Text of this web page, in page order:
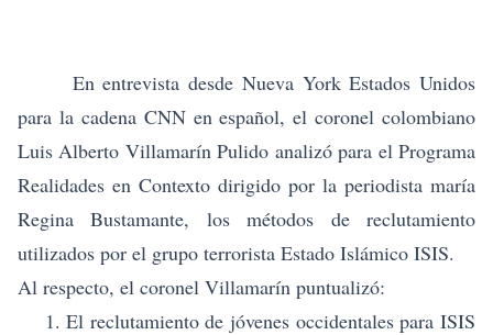
En entrevista desde Nueva York Estados Unidos
para la cadena CNN en español, el coronel colombiano
Luis Alberto Villamarín Pulido analizó para el Programa
Realidades en Contexto dirigido por la periodista maría
Regina Bustamante, los métodos de reclutamiento
utilizados por el grupo terrorista Estado Islámico ISIS.
Al respecto, el coronel Villamarín puntualizó:
1. El reclutamiento de jóvenes occidentales para ISIS